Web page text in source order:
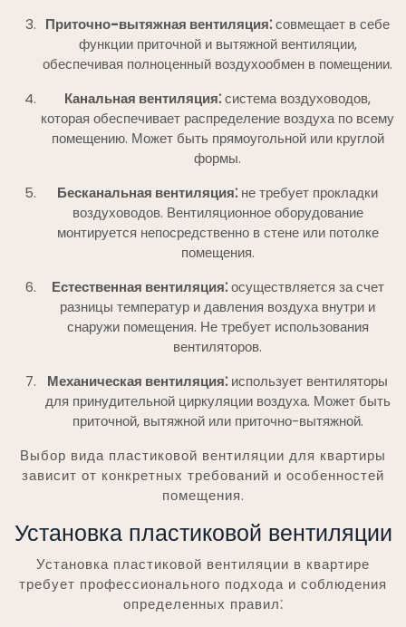
Приточно-вытяжная вентиляция⁚совмещает в себе
функции приточной и вытяжной вентиляции,
обеспечивая полноценный воздухообмен в помещении.
Канальная вентиляция⁚система воздуховодов,
которая обеспечивает распределение воздуха по всему
помещению. Может быть прямоугольной или круглой
формы.
Бесканальная вентиляция⁚ не требует прокладки
воздуховодов. Вентиляционное оборудование
монтируется непосредственно в стене или потолке
помещения.
Естественная вентиляция⁚осуществляется за счет
разницы температур и давления воздуха внутри и
снаружи помещения. Не требует использования
вентиляторов.
Механическая вентиляция⁚ использует вентиляторы
для принудительной циркуляции воздуха. Может быть
приточной, вытяжной или приточно-вытяжной.
Выбор вида пластиковой вентиляции для квартиры
зависит от конкретных требований и особенностей
помещения.
Установка пластиковой вентиляции
Установка пластиковой вентиляции в квартире
требует профессионального подхода и соблюдения
определенных правил⁚